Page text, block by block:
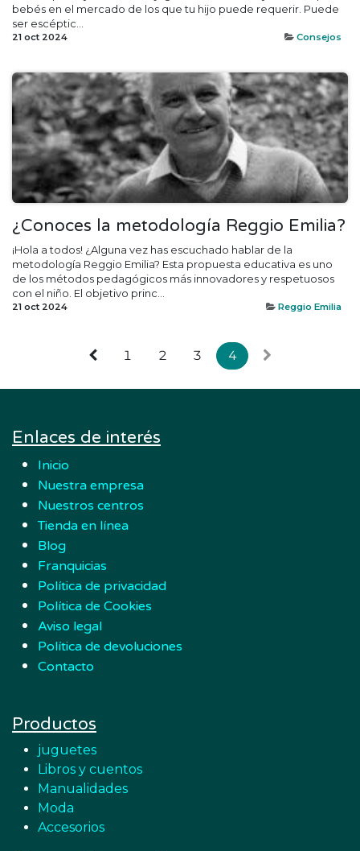
bebés en el mercado de los que tu hijo puede requerir. Puede
ser escéptic...
21 oct 2024 Consejos
¿Conoces la metodología Reggio Emilia?
¡Hola a todos! ¿Alguna vez has escuchado hablar de la
metodología Reggio Emilia? Esta propuesta educativa es uno
de los métodos pedagógicos más innovadores y respetuosos
con el niño. El objetivo princ...
21 oct 2024 Reggio Emilia
1 2 3 4
Enlaces de interés
Inicio
Nuestra empresa
Nuestros centros
Tienda en línea
Blog
Franquicias
Política de privacidad
Política de Cookies
Aviso legal
Política de devoluciones
Contacto
Productos
juguetes
Libros y cuentos
Manualidades
Moda
Accesorios